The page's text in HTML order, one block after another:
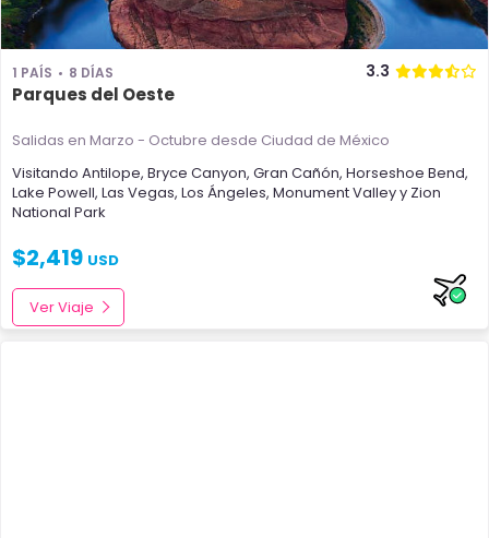
1 PAÍS 8 DÍAS 3.3
Parques del Oeste
Salidas en Marzo - Octubre desde Ciudad de México
Visitando Antilope, Bryce Canyon, Gran Cañón, Horseshoe Bend,
Lake Powell, Las Vegas, Los Ángeles, Monument Valleyy Zion
National Park
$2,419 USD
Ver Viaje